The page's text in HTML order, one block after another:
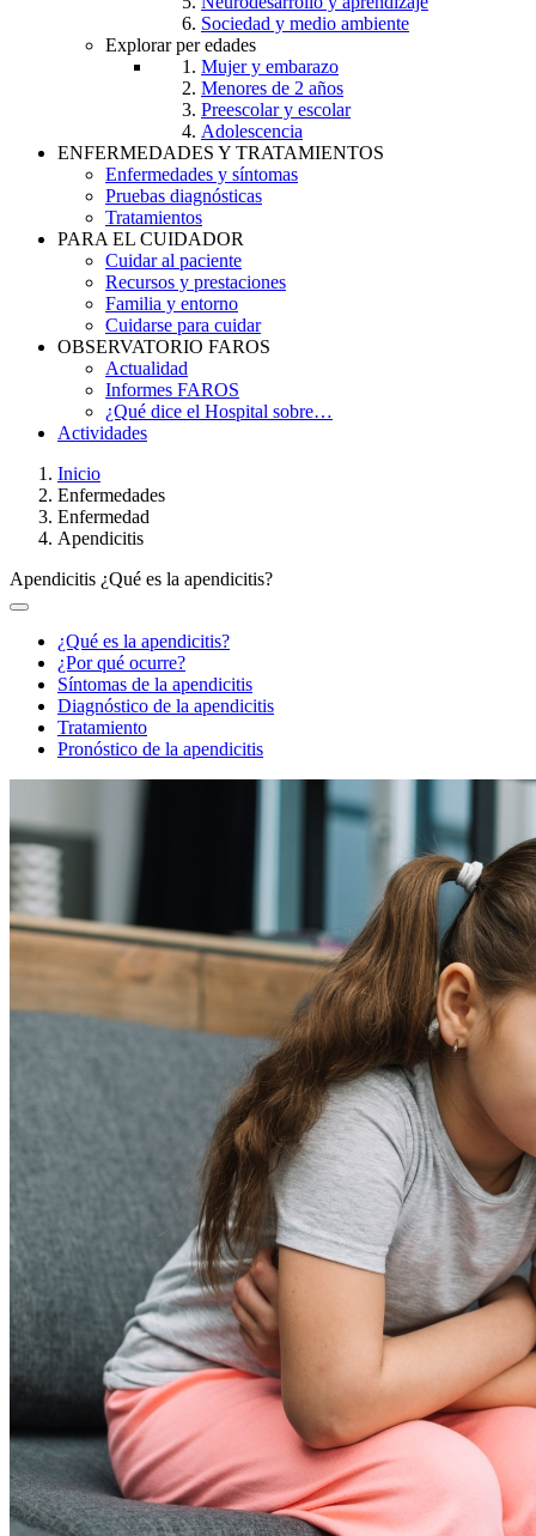
Sociedad y medio ambiente
Explorar per edades
Mujer y embarazo
Menores de 2 años
Preescolar y escolar
Adolescencia
ENFERMEDADES Y TRATAMIENTOS
Enfermedades y síntomas
Pruebas diagnósticas
Tratamientos
PARA EL CUIDADOR
Cuidar al paciente
Recursos y prestaciones
Familia y entorno
Cuidarse para cuidar
OBSERVATORIO FAROS
Actualidad
Informes FAROS
¿Qué dice el Hospital sobre…
Actividades
Breadcrumb
Inicio
Enfermedades
Enfermedad
Apendicitis
Apendicitis ¿Qué es la apendicitis?
¿Qué es la apendicitis?
¿Por qué ocurre?
Síntomas de la apendicitis
Diagnóstico de la apendicitis
Tratamiento
Pronóstico de la apendicitis